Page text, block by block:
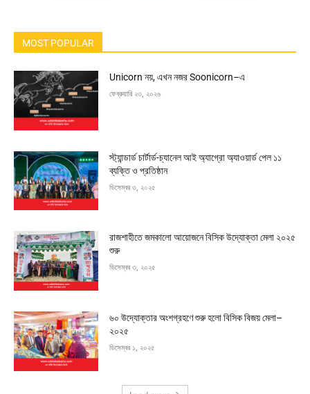
MOST POPULAR
Unicorn নয়, এখন নজর Soonicorn–এ
ফেব্রুয়ারি ২৩, ২০২৬
স্ট্যান্ডার্ড চার্টার্ড-চ্যানেল আই অ্যাগ্রো অ্যাওয়ার্ড পেল ১১
ব্যক্তি ও প্রতিষ্ঠান
ডিসেম্বর ৩, ২০২৫
রাজশাহীতে জমকালো আয়োজনে বিসিক উদ্যোক্তা মেলা ২০২৫
শুরু
ডিসেম্বর ৩, ২০২৫
৬০ উদ্যোক্তার অংশগ্রহণে শুরু হলো বিসিক বিজয় মেলা–
২০২৫
ডিসেম্বর ১, ২০২৫